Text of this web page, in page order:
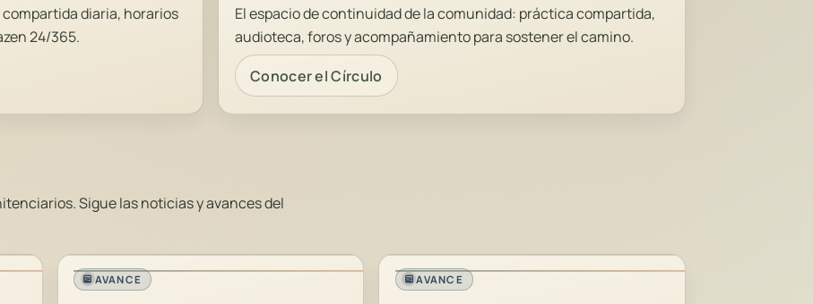
diaria, horarios
24/365.
El espacio de continuidad de la comunidad: práctica compartida,
audioteca, foros y acompañamiento para sostener el camino.
Conocer el Círculo
Sigue las noticias y avances del
AVANCE AVANCE